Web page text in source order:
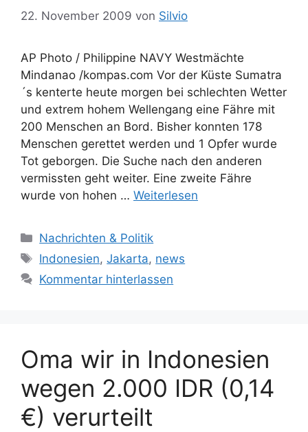
22. November 2009 von Silvio
AP Photo / Philippine NAVY Westmächte
Mindanao /kompas.com Vor der Küste Sumatra
´s kenterte heute morgen bei schlechten Wetter
und extrem hohem Wellengang eine Fähre mit
200 Menschen an Bord. Bisher konnten 178
Menschen gerettet werden und 1 Opfer wurde
Tot geborgen. Die Suche nach den anderen
vermissten geht weiter. Eine zweite Fähre
wurde von hohen … Weiterlesen
Kategorien
Nachrichten & Politik
Schlagwörter
Indonesien,Jakarta, news
Kommentar hinterlassen
Oma wir in Indonesien
wegen 2.000 IDR (0,14
€) verurteilt